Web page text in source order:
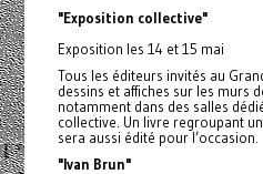
"Exposition collective"
Exposition les 14 et 15 mai
Tous les éditeurs invités au
dessins et affiches sur les murs
notamment dans des salles
collective. Un livre regroupant
sera aussi édité pour l’occasion.
"Ivan Brun"